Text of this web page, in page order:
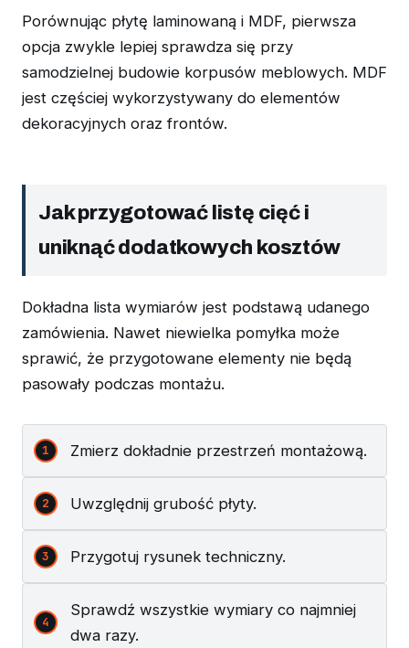
Porównując płytę laminowaną i MDF, pierwsza
opcja zwykle lepiej sprawdza się przy
samodzielnej budowie korpusów meblowych. MDF
jest częściej wykorzystywany do elementów
dekoracyjnych oraz frontów.
Jak przygotować listę cięć i
uniknąć dodatkowych kosztów
Dokładna lista wymiarów jest podstawą udanego
zamówienia. Nawet niewielka pomyłka może
sprawić, że przygotowane elementy nie będą
pasowały podczas montażu.
Zmierz dokładnie przestrzeń montażową.
Uwzględnij grubość płyty.
Przygotuj rysunek techniczny.
Sprawdź wszystkie wymiary co najmniej
dwa razy.